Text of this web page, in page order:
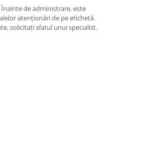
de administrare, este
atenționări de pe etichetă.
solicitați sfatul unui specialist.